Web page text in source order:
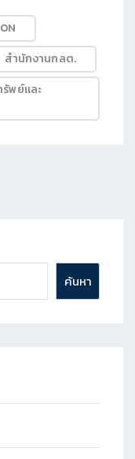
สำนักงานกลต.
พย์และ
ค้นหา